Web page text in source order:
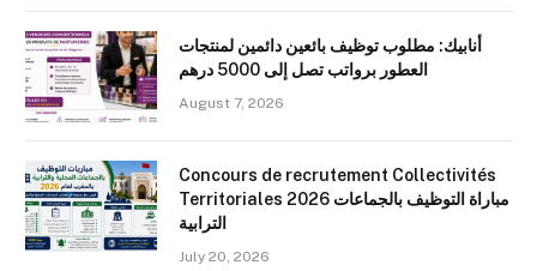
أنابيك: مطلوب توظيف بائعين دائمين لمنتجات
العطور برواتب تصل إلى 5000 درهم
August 7, 2026
Concours de recrutement Collectivités
Territoriales 2026 مباراة التوظيف بالجماعات
الترابية
July 20, 2026